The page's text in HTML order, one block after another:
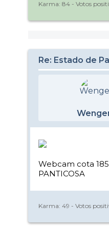
Karma: 84 - Votos
Re: Estado de
Webcam cota
PANTICOSA
Karma: 49 - Votos